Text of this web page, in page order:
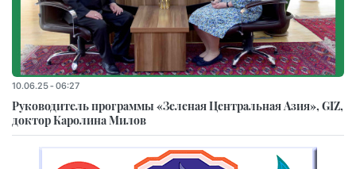
10.06.25 - 06:27
Руководитель программы «Зеленая Центральная Азия», GIZ,
доктор Каролина Милов